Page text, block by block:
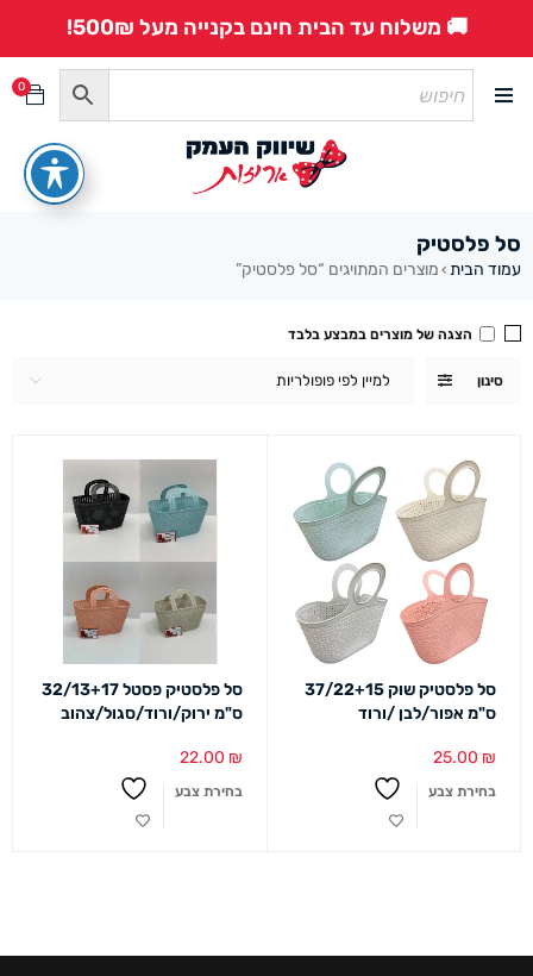
🚚 משלוח עד הבית חינם בקנייה מעל 500₪!
0
סל פלסטיק
עמוד הבית › מוצרים המתויגים “סל פלסטיק”
סינון למיין לפי פופולריות
הצגה של מוצרים במבצע בלבד
סל פלסטיק שוק 37/22+15
ס"מ אפור/לבן /ורוד
25.00 ₪
בחירת צבע
סל פלסטיק פסטל 32/13+17
ס"מ ירוק/ורוד/סגול/צהוב
22.00 ₪
בחירת צבע